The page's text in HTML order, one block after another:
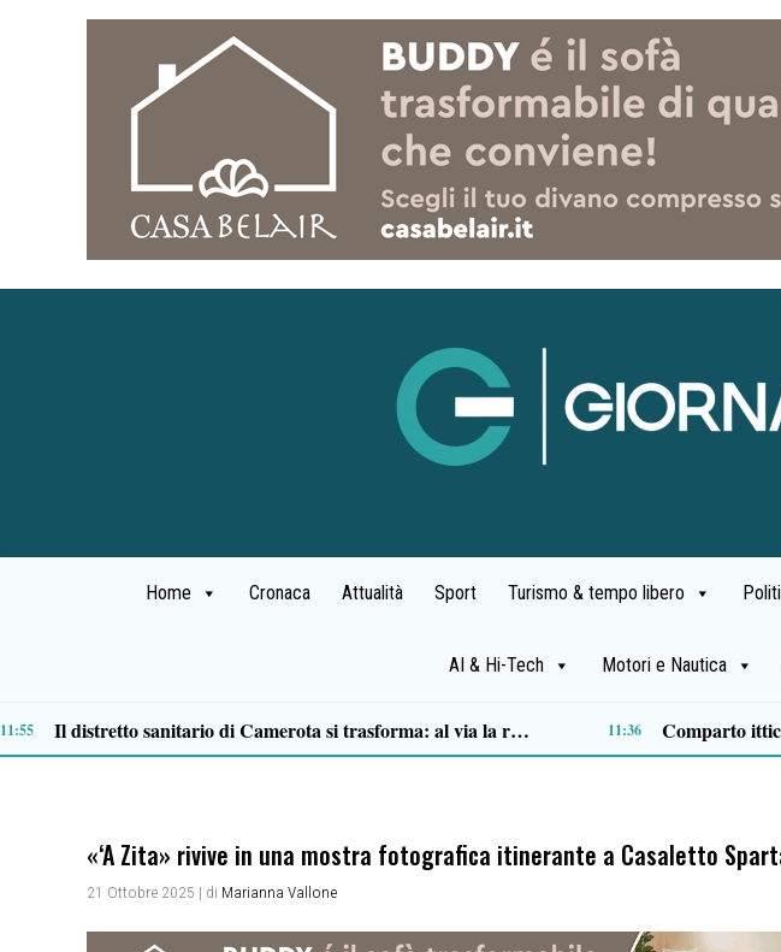
Home Cronaca Attualità Sport Turismo & tempo libero
AI & Hi-Tech Motori e Nautica
09:49 09:46
«‘A Zita» rivive in una mostra fotografica itinerante a Casaletto
21 Ottobre 2025 | di Marianna Vallone